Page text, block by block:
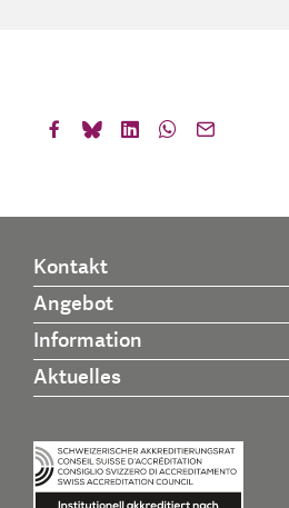
Kontakt
Angebot
Information
Aktuelles